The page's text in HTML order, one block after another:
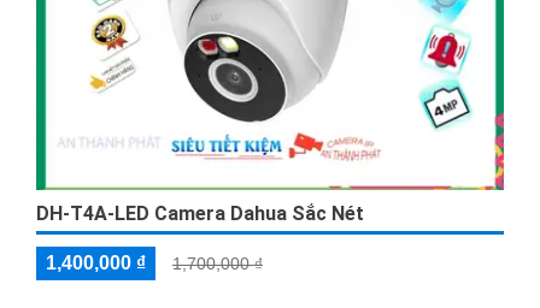
DH-T4A-LED Camera Dahua Sắc Nét
1,400,000 ₫ 1,700,000 ₫